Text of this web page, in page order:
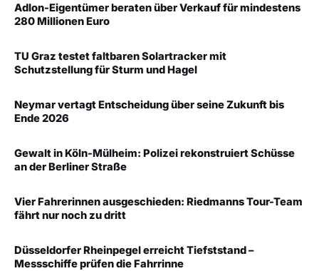
Adlon-Eigentümer beraten über Verkauf für mindestens
280 Millionen Euro
TU Graz testet faltbaren Solartracker mit
Schutzstellung für Sturm und Hagel
Neymar vertagt Entscheidung über seine Zukunft bis
Ende 2026
Gewalt in Köln-Mülheim: Polizei rekonstruiert Schüsse
an der Berliner Straße
Vier Fahrerinnen ausgeschieden: Riedmanns Tour-Team
fährt nur noch zu dritt
Düsseldorfer Rheinpegel erreicht Tiefststand –
Messschiffe prüfen die Fahrrinne